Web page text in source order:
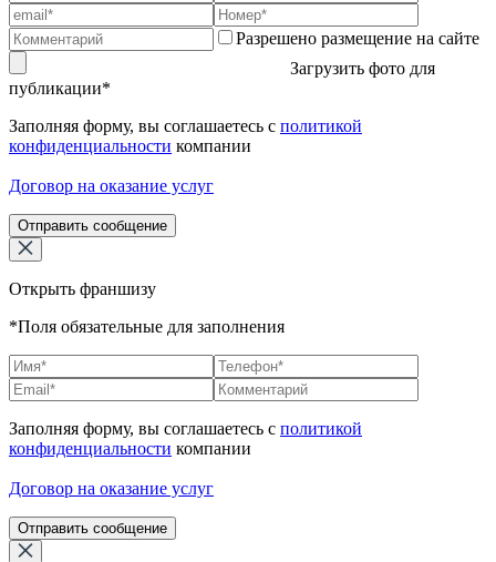
Разрешено размещение на сайте
Загрузить фото для
публикации*
Заполняя форму, вы соглашаетесь с политикой
конфиденциальности компании
Договор на оказание услуг
Отправить сообщение
Открыть франшизу
*Поля обязательные для заполнения
Заполняя форму, вы соглашаетесь с политикой
конфиденциальности компании
Договор на оказание услуг
Отправить сообщение